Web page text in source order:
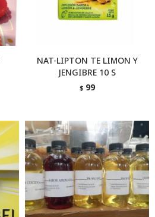
NAT-LIPTON TE LIMON Y
JENGIBRE 10 S
$ 99